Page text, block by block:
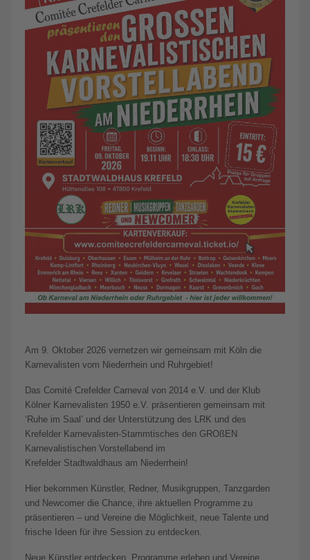
Am 9. Oktober 2026 vernetzen wir gemeinsam mit Köln die
Karnevalisten vom Niederrhein und Ruhrgebiet!
Das Comité Crefelder Carneval von 2014 e.V. und der Klub
Kölner Karnevalisten 1950 e.V. präsentieren gemeinsam mit
‘Ruhe im Saal’ und der Unterstützung des LRK und des
Krefelder Karnevalisten-Stammtisches den GROßEN
Karnevalistischen Vorstellabend im
Krefelder Stadtwaldhaus am Niederrhein!
Hier bekommen Künstler, Redner, Musikgruppen, Tanzgarden
und Newcomer die Chance, ihre aktuellen Programme zu
präsentieren – und Vereine die Möglichkeit, neue Talente und
frische Ideen für ihre Session zu entdecken.
Neue Künstler entdecken, Programme erleben und Vereine